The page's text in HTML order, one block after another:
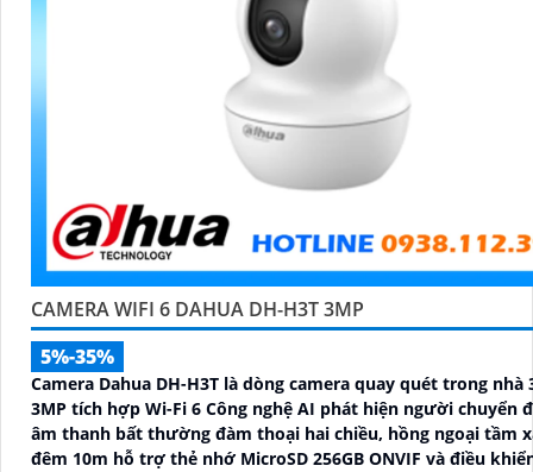
CAMERA WIFI 6 DAHUA DH-H3T 3MP
5%-35%
Camera Dahua DH-H3T là dòng camera quay quét trong nhà
3MP tích hợp Wi-Fi 6 Công nghệ AI phát hiện người chuyển
âm thanh bất thường đàm thoại hai chiều, hồng ngoại tầm
đêm 10m hỗ trợ thẻ nhớ MicroSD 256GB ONVIF và điều